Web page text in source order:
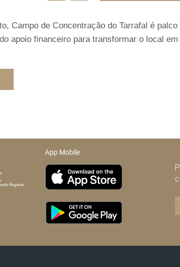
Campo de Concentração do Tarrafal é palco
apoio financeiro para transformar o local em
App Mobile